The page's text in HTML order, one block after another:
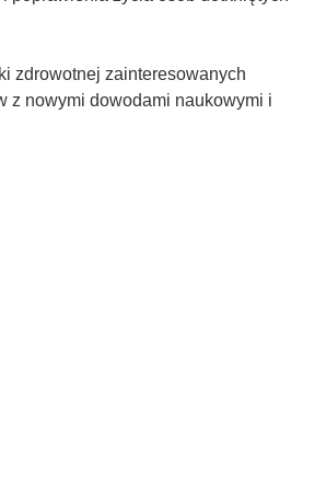
zdrowotnej zainteresowanych
z nowymi dowodami naukowymi i